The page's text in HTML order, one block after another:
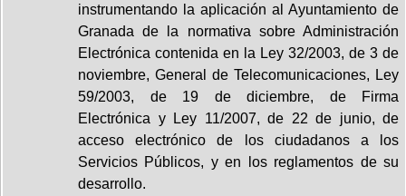
instrumentando la aplicación al Ayuntamiento de
Granada de la normativa sobre Administración
Electrónica contenida en la Ley 32/2003, de 3 de
noviembre, General de Telecomunicaciones, Ley
59/2003, de 19 de diciembre, de Firma
Electrónica y Ley 11/2007, de 22 de junio, de
acceso electrónico de los ciudadanos a los
Servicios Públicos, y en los reglamentos de su
desarrollo.